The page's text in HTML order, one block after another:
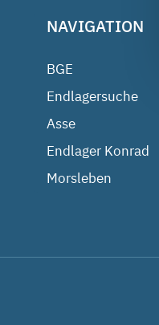
NAVIGATION
BGE
Endlagersuche
Asse
Endlager Konrad
Morsleben